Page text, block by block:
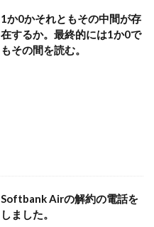
1か0かそれともその中間が存
在するか。最終的には1か0で
もその間を読む。
Softbank Airの解約の電話を
しました。